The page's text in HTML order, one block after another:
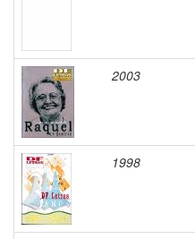
2003
1998